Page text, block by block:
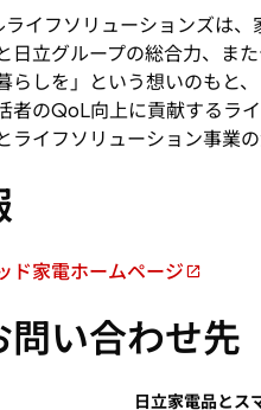
イフソリューションズは
日立グループの総合力、ま
らしを」という想いのもと
者のQoL向上に貢献するラ
ライフソリューション事業
ド家電ホームページ
問い合わせ先
日立家電品とス